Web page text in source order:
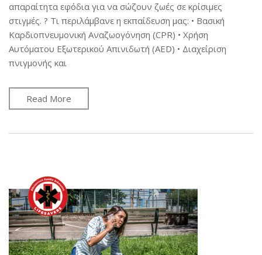
απαραίτητα εφόδια για να σώζουν ζωές σε κρίσιμες
στιγμές. ? Τι περιλάμβανε η εκπαίδευση μας: • Βασική
Καρδιοπνευμονική Αναζωογόνηση (CPR) • Χρήση
Αυτόματου Εξωτερικού Απινιδωτή (AED) • Διαχείριση
πνιγμονής και
Read More